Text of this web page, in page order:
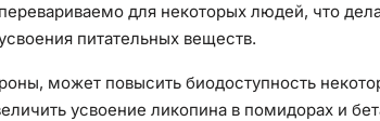
для некоторых людей, что
питательных веществ.
может повысить биодоступность
усвоение ликопина в помидорах и